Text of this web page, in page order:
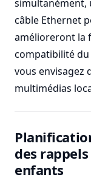
simultanément,
câble Ethernet
amélioreront la
compatibilité du
vous envisagez
multimédias
des
enfants